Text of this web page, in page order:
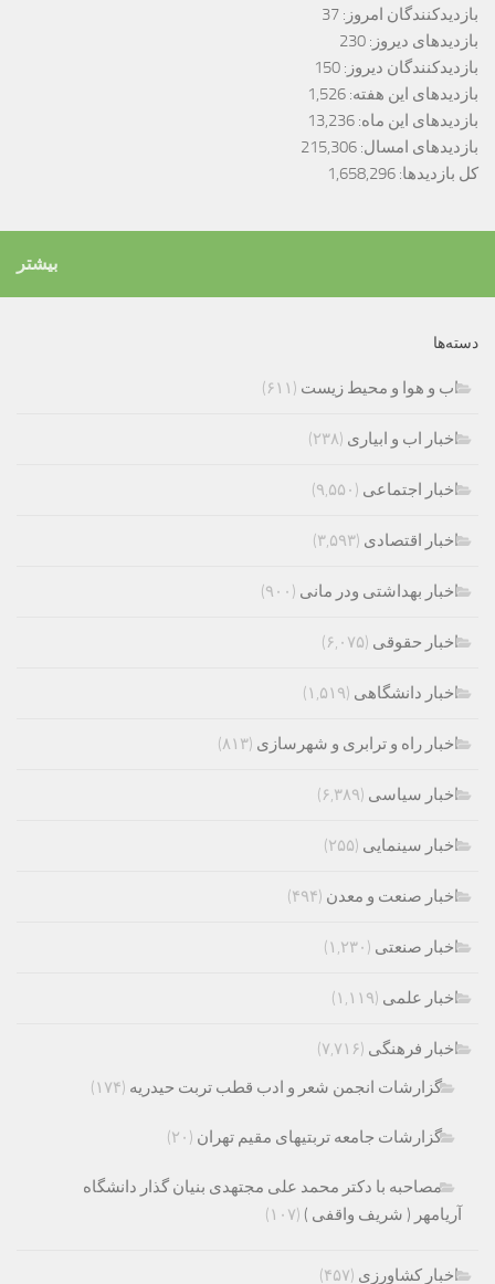
بازدیدکنندگان امروز: 37
بازدیدهای دیروز: 230
بازدیدکنندگان دیروز: 150
بازدیدهای این هفته: 1,526
بازدیدهای این ماه: 13,236
بازدیدهای امسال: 215,306
کل بازدیدها: 1,658,296
بیشتر
دسته‌ها
اب و هوا و محیط زیست (۶۱۱)
اخبار اب و ابیاری (۲۳۸)
اخبار اجتماعی (۹,۵۵۰)
اخبار اقتصادی (۳,۵۹۳)
اخبار بهداشتی ودر مانی (۹۰۰)
اخبار حقوقی (۶,۰۷۵)
اخبار دانشگاهی (۱,۵۱۹)
اخبار راه و ترابری و شهرسازی (۸۱۳)
اخبار سیاسی (۶,۳۸۹)
اخبار سینمایی (۲۵۵)
اخبار صنعت و معدن (۴۹۴)
اخبار صنعتی (۱,۲۳۰)
اخبار علمی (۱,۱۱۹)
اخبار فرهنگی (۷,۷۱۶)
گزارشات انجمن شعر و ادب قطب تربت حیدریه (۱۷۴)
گزارشات جامعه تربتیهای مقیم تهران (۲۰)
مصاحبه با دکتر محمد علی مجتهدی بنیان گذار دانشگاه
آریامهر ( شریف واقفی ) (۱۰۷)
اخبار کشاورزی (۴۵۷)